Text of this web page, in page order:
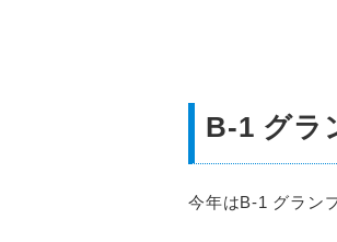
B-1 グラ
今年はB-1 グラン